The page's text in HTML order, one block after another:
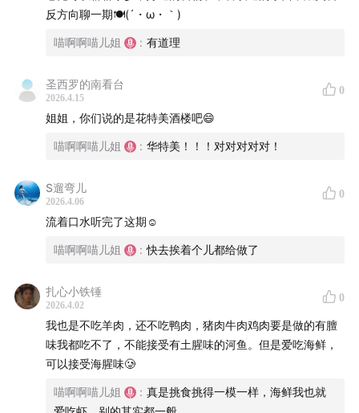
儿姐/一顿能喝3.5升煲汤的土夯夯
——本期节目适宜下饭——
食这个话题延续下去。
本期我们主要的话题是春天应时当令的美食，包括但不限
腌笃鲜
反方向聊一期🍽️(´・ω・｀)
喵啊啊喵儿姐 : 有道理
圣西罗的南看台
2026.4.15
0
姐姐，你们说的是花特美酒楼吧😄
喵啊啊喵儿姐 : 华特美！！！对对对对对！
S遛弯儿
2026.4.06
0
流着口水听完了这期☺️
喵啊啊喵儿姐 : 快去挨着个儿都给做了
扎心小铁锤
2026.4.02
0
我也是不吃羊肉，还不吃鸭肉，猪肉牛肉鸡肉要是做的有膻
味我都吃不了，不能接受有土腥味的河鱼。但是爱吃海鲜，
可以接受海腥味🥲
喵啊啊喵儿姐 : 真是挑食挑得一模一样，海鲜我也就